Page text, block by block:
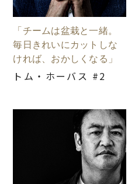
「チームは盆栽と一緒。
毎日きれいにカットしな
ければ、おかしくなる」
トム・ホーバス #2